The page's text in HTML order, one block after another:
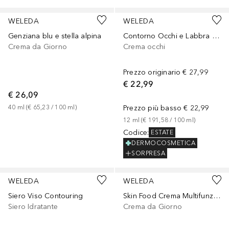
WELEDA
Genziana blu e stella alpina
Crema da Giorno
€ 26,09
40 ml (€ 65,23 / 100 ml )
WELEDA
Contorno Occhi e Labbra Contouring
Crema occhi
Prezzo originario € 27,99
€ 22,99
Prezzo più basso € 22,99
12 ml (€ 191,58 / 100 ml )
Codice: ESTATE
DERMOCOSMETICA
SORPRESA
WELEDA
Siero Viso Contouring
Siero Idratante
WELEDA
Skin Food Crema Multifunzione leggera
Crema da Giorno